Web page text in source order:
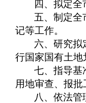
四、拟定
五、制定全
记等工作。
六、研究拟
行国家国有土
七、指导基
用地审查、报批
八、依法